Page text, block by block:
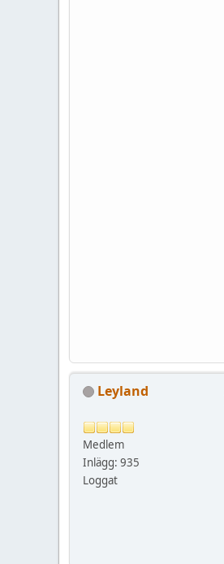
Leyland
Medlem
Inlägg: 935
Loggat